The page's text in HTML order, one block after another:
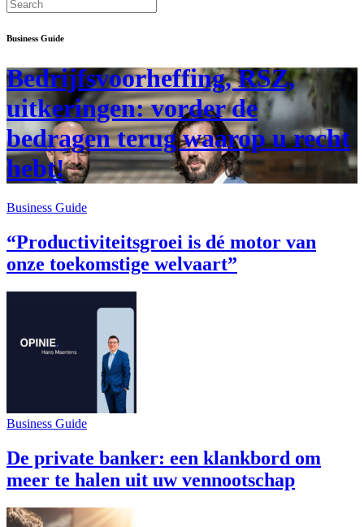
Business Guide
Bedrijfsvoorheffing, RSZ,
uitkeringen: vorder de
bedragen terug waarop u recht
hebt!
Business Guide
“Productiviteitsgroei is dé motor van
onze toekomstige welvaart”
Business Guide
De private banker: een klankbord om
meer te halen uit uw vennootschap